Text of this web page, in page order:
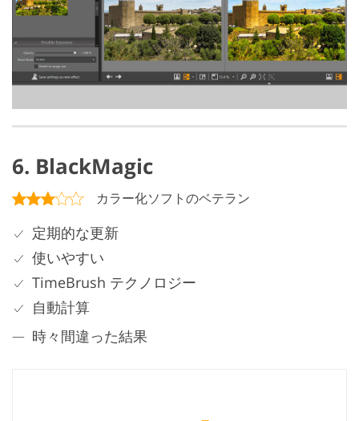
6. BlackMagic
カラー化ソフトのベテラン
定期的な更新
使いやすい
TimeBrush テクノロジー
自動計算
時々間違った結果